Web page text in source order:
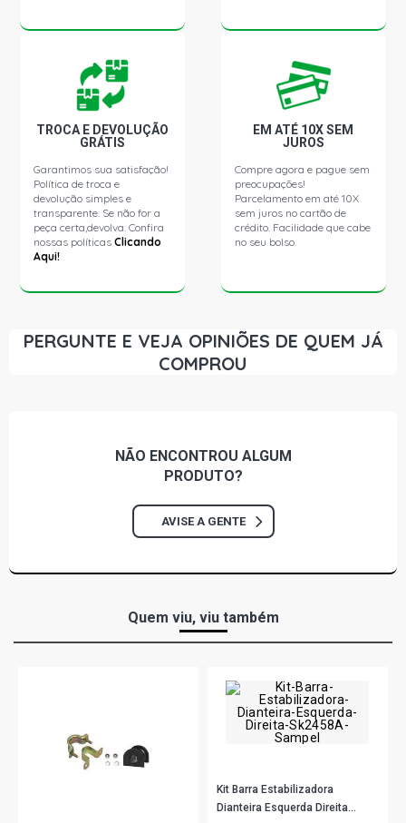
TROCA E DEVOLUÇÃO
GRÁTIS
Garantimos sua satisfação!
Política de troca e
devolução simples e
transparente. Se não for a
peça certa,devolva. Confira
nossas políticasClicando
Aqui!
EM ATÉ 10X SEM
JUROS
Compre agora e pague sem
preocupações!
Parcelamento em até 10X
sem juros no cartão de
crédito. Facilidade que cabe
no seu bolso.
PERGUNTE E VEJA OPINIÕES DE QUEM JÁ
COMPROU
NÃO ENCONTROU ALGUM
PRODUTO?
AVISE A GENTE
Quem viu, viu também
Kit Barra Estabilizadora
Dianteira Esquerda Direita